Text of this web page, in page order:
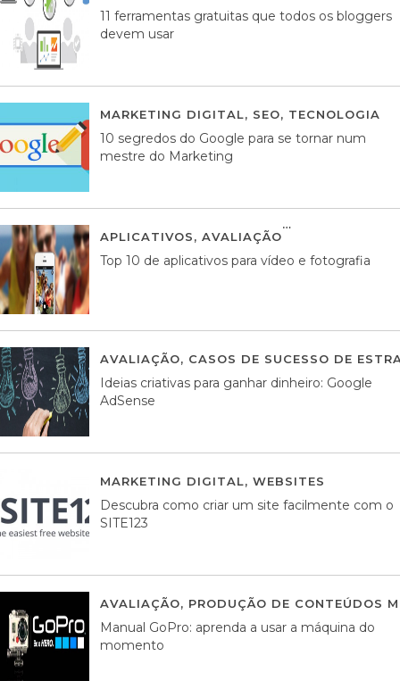
11 ferramentas gratuitas que todos os bloggers
devem usar
MARKETING DIGITAL, SEO, TECNOLOGIA
10 segredos do Google para se tornar num
mestre do Marketing
APLICATIVOS, AVALIAÇÃO
Top 10 de aplicativos para vídeo e fotografia
AVALIAÇÃO, CASOS DE SUCESSO DE
Ideias criativas para ganhar dinheiro: Google
AdSense
MARKETING DIGITAL, WEBSITES
Descubra como criar um site facilmente com o
SITE123
AVALIAÇÃO, PRODUÇÃO DE CONTEÚDOS
Manual GoPro: aprenda a usar a máquina do
momento